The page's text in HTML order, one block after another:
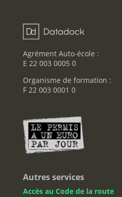
Agrément Auto-école :
E 22 003 0005 0
Organisme de formation :
F 22 003 0001 0
Autres services
Accès au Code de la route